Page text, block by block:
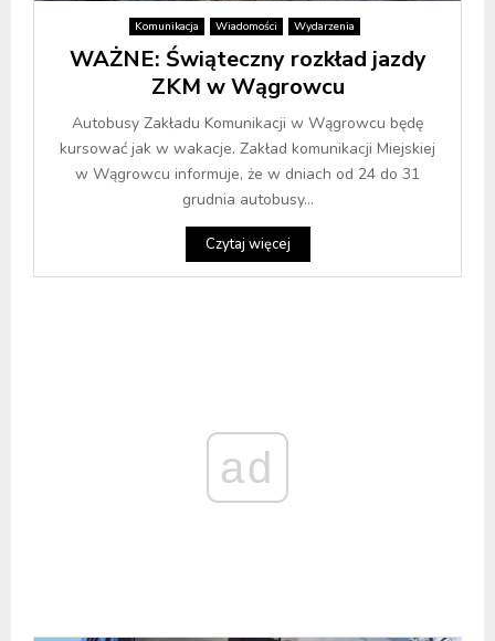
Komunikacja Wiadomości Wydarzenia
WAŻNE: Świąteczny rozkład jazdy
ZKM w Wągrowcu
Autobusy Zakładu Komunikacji w Wągrowcu będę
kursować jak w wakacje. Zakład komunikacji Miejskiej
w Wągrowcu informuje, że w dniach od 24 do 31
grudnia autobusy...
Czytaj więcej
ad